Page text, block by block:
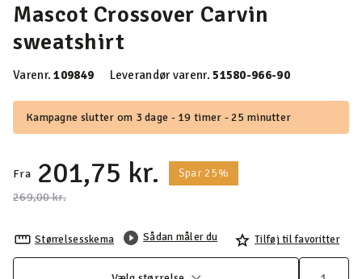
Mascot Crossover Carvin
sweatshirt
Varenr.109849 Leverandør varenr.51580-966-90
Kampagne slutter om 3 dage - 19 timer - 25 minutter
Fra 201,75 kr.
Spar 25%
Pris nedsat fra
269,00 kr.til
Størrelsesskema Sådan måler du Tilføj til favoritter